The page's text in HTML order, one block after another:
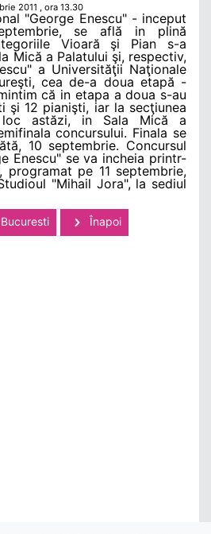
2011 , ora 13.30
"George Enescu" - inceput
se află in plină
Vioară şi Pian s-a
Mică a Palatului şi, respectiv,
a Universităţii Naţionale
cea de-a doua etapă -
că in etapa a doua s-au
şi 12 pianişti, iar la secţiunea
astăzi, in Sala Mică a
concursului. Finala se
10 septembrie. Concursul
Enescu" se va incheia printr-
pe 11 septembrie,
"Mihail Jora", la sediul
Înapoi